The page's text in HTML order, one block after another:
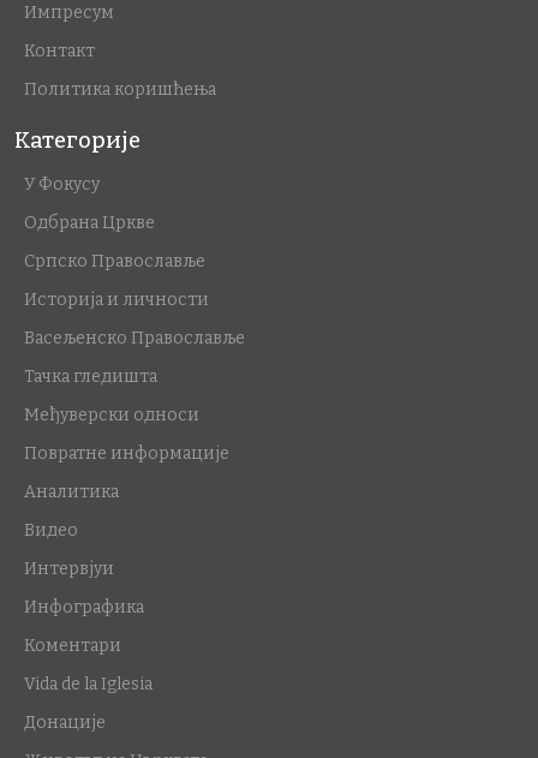
Импресум
Контакт
Политика коришћења
Категорије
У Фокусу
Одбрана Цркве
Српско Православље
Историја и личности
Васељенско Православље
Тачка гледишта
Међуверски односи
Повратне информације
Аналитика
Видео
Интервјуи
Инфографика
Коментари
Vida de la Iglesia
Донације